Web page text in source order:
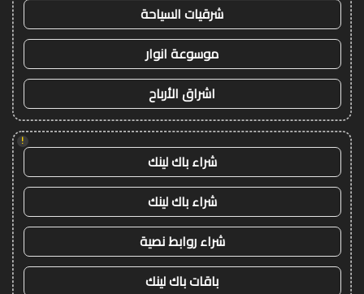
شرقيات السياحة
موسوعة انوار
اشراق الأرباح
!
شراء باك لينك
شراء باك لينك
شراء روابط نصية
باقات باك لينك